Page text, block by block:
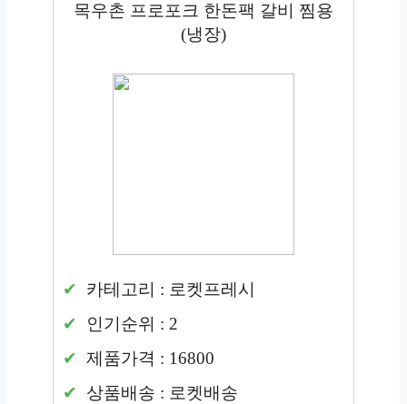
목우촌 프로포크 한돈팩 갈비 찜용
(냉장)
카테고리 : 로켓프레시
인기순위 : 2
제품가격 : 16800
상품배송 : 로켓배송